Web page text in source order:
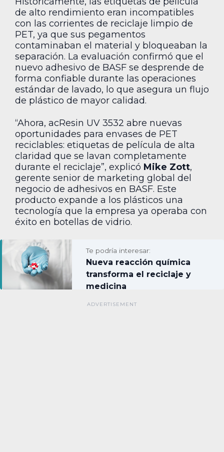
de alto rendimiento eran incompatibles
con las corrientes de reciclaje limpio de
PET, ya que sus pegamentos
contaminaban el material y bloqueaban la
separación. La evaluación confirmó que el
nuevo adhesivo de BASF se desprende de
forma confiable durante las operaciones
estándar de lavado, lo que asegura un flujo
de plástico de mayor calidad.
“Ahora, acResin UV 3532 abre nuevas
oportunidades para envases de PET
reciclables: etiquetas de película de alta
claridad que se lavan completamente
durante el reciclaje”, explicó Mike Zott,
gerente senior de marketing global del
negocio de adhesivos en BASF. Este
producto expande a los plásticos una
tecnología que la empresa ya operaba con
éxito en botellas de vidrio.
Te podría interesar:
Nueva reacción química
transforma el reciclaje y
medicina